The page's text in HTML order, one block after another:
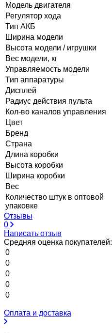
Модель двигателя
Регулятор хода
Тип АКБ
Ширина модели
Высота модели / игрушки
Вес модели, кг
Управляемость модели
Тип аппаратуры
Дисплей
Радиус действия пульта
Кол-во каналов управления
Цвет
Бренд
Страна
Длина коробки
Высота коробки
Ширина коробки
Вес
Количество штук в оптовой
упаковке
Отзывы
0
Написать отзыв
Средняя оценка покупателей:
0
0
0
0
0
Оплата и доставка